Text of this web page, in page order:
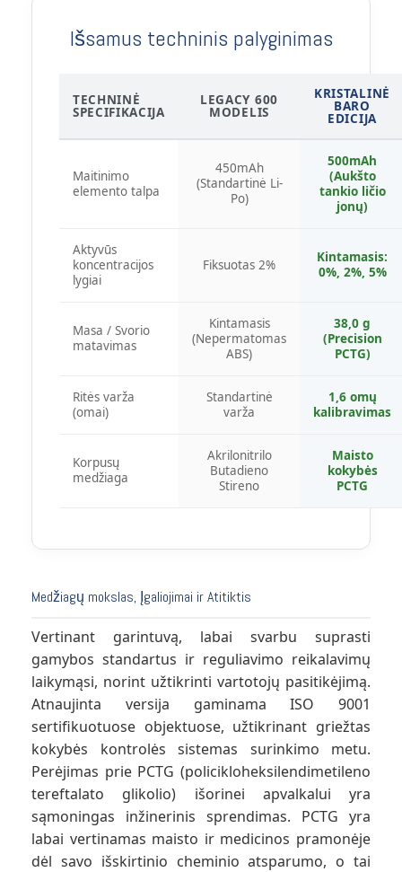
Išsamus techninis palyginimas
TECHNINĖ
SPECIFIKACIJA
LEGACY 600
MODELIS
KRISTALINĖ
BARO
EDICIJA
Maitinimo
elemento talpa
450mAh
(Standartinė Li-
Po)
500mAh
(Aukšto
tankio ličio
jonų)
Aktyvūs
koncentracijos
lygiai
Fiksuotas 2%
Kintamasis:
0%, 2%, 5%
Masa / Svorio
matavimas
Kintamasis
(Nepermatomas
ABS)
38,0 g
(Precision
PCTG)
Ritės varža
(omai)
Standartinė
varža
1,6 omų
kalibravimas
Korpusų
medžiaga
Akrilonitrilo
Butadieno
Stireno
Maisto
kokybės
PCTG
Medžiagų mokslas, Įgaliojimai ir Atitiktis
Vertinant garintuvą, labai svarbu suprasti
gamybos standartus ir reguliavimo reikalavimų
laikymąsi, norint užtikrinti vartotojų pasitikėjimą.
Atnaujinta versija gaminama ISO 9001
sertifikuotuose objektuose, užtikrinant griežtas
kokybės kontrolės sistemas surinkimo metu.
Perėjimas prie PCTG (policikloheksilendimetileno
tereftalato glikolio) išorinei apvalkalui yra
sąmoningas inžinerinis sprendimas. PCTG yra
labai vertinamas maisto ir medicinos pramonėje
dėl savo išskirtinio cheminio atsparumo, o tai